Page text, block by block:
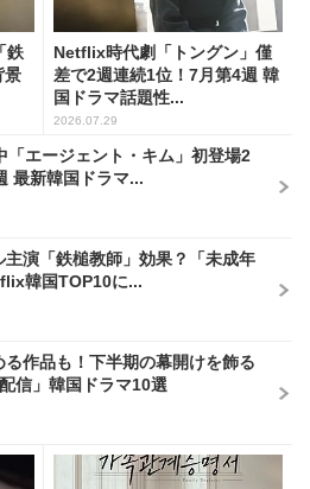
鉄
景
Netflix時代劇「トングン」僅
差で2週連続1位！7月第4週 韓
国ドラマ話題性...
2026.07.29
エージェント・キム」初登場2
最新韓国ドラマ...
主演「鉄槌教師」効果？「未成年
韓国TOP10に...
る作品も！下半期の幕開けを飾る
信」韓国ドラマ10選